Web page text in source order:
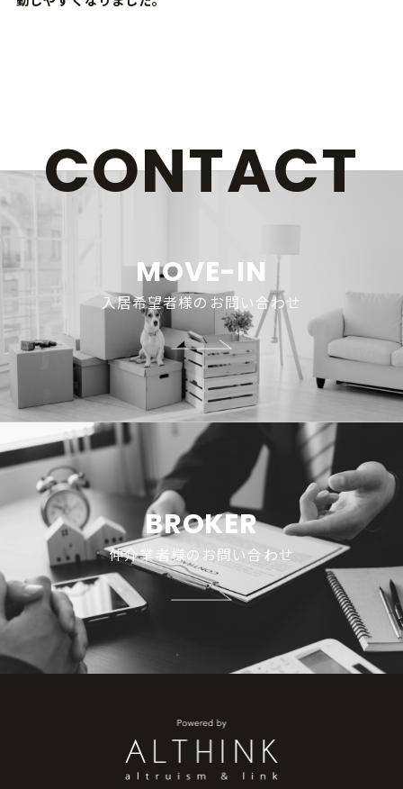
CONTACT
MOVE-IN
入居希望者様のお問い合わせ
BROKER
仲介業者様のお問い合わせ